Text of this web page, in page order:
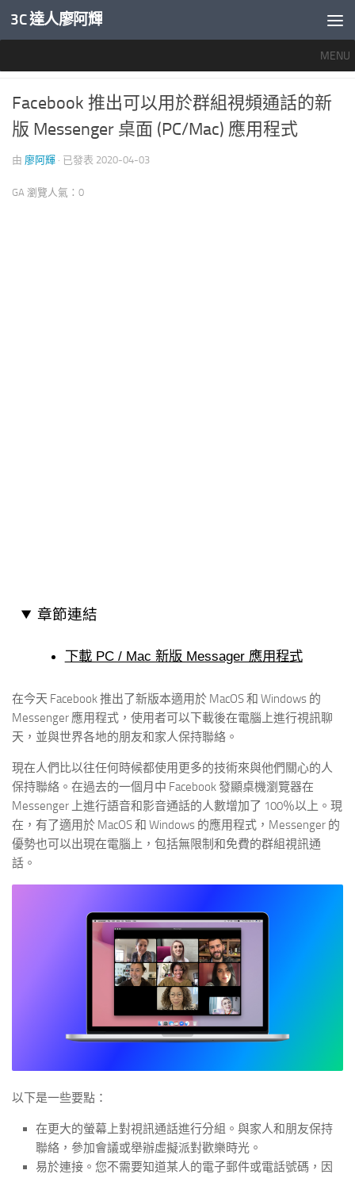
內文下方
3C 達人廖阿輝
MENU
0
Facebook 推出可以用於群組視頻通話的新
版 Messenger 桌面 (PC/Mac) 應用程式
由 廖阿輝 · 已發表 2020-04-03
GA 瀏覽人氣：0
章節連結
下載 PC / Mac 新版 Messager 應用程式
在今天 Facebook 推出了新版本適用於 MacOS 和 Windows 的
Messenger 應用程式，使用者可以下載後在電腦上進行視訊聊
天，並與世界各地的朋友和家人保持聯絡。
現在人們比以往任何時候都使用更多的技術來與他們關心的人
保持聯絡。在過去的一個月中 Facebook 發顯桌機瀏覽器在
Messenger 上進行語音和影音通話的人數增加了 100％以上。現
在，有了適用於 MacOS 和 Windows 的應用程式，Messenger 的
優勢也可以出現在電腦上，包括無限制和免費的群組視訊通
話。
以下是一些要點：
在更大的螢幕上對視訊通話進行分組。 與家人和朋友保持
聯絡，參加會議或舉辦虛擬派對歡樂時光。
易於連接。 您不需要知道某人的電子郵件或電話號碼，因